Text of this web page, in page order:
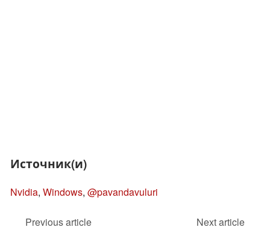
Источник(и)
Nvidia, Windows, @pavandavuluri
Previous article
Next article